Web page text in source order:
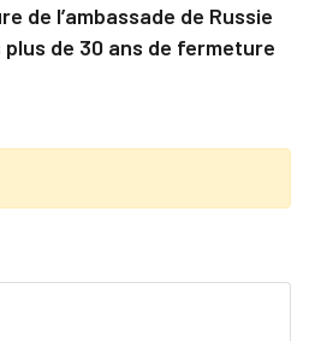
de l’ambassade de Russie
de 30 ans de fermeture